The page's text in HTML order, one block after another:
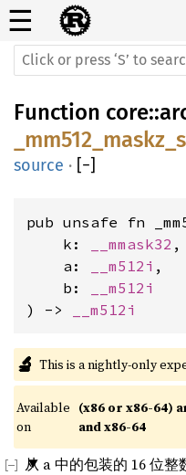
☰
Function core::
source · [−]
pub unsafe fn
    k:
__mmask32 ,
    a:
__m512i ,
    b:
__m512i
) ->
__m512i
🔬 This is a nightly-only
Available
on
(x86 or x86-64)
and x86-64
从 a 中的包装的 16 位